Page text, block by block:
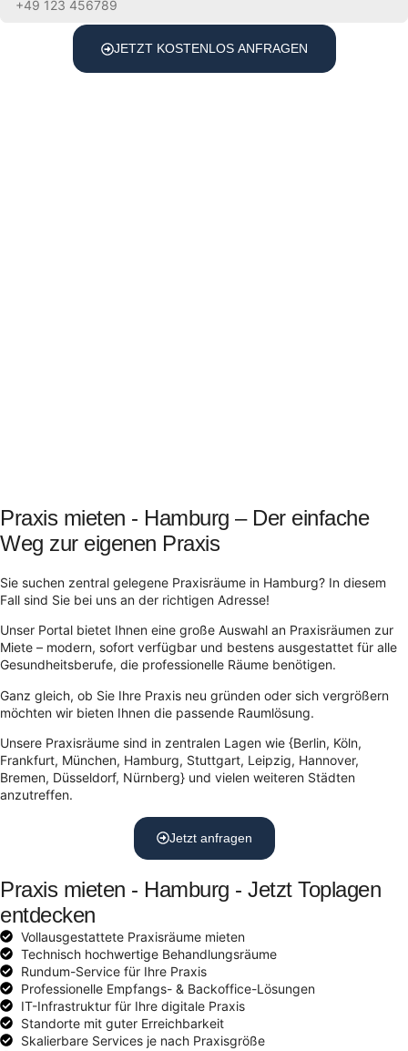
JETZT KOSTENLOS ANFRAGEN
Praxis mieten - Hamburg – Der einfache
Weg zur eigenen Praxis
Sie suchen zentral gelegene Praxisräume in Hamburg? In diesem
Fall sind Sie bei uns an der richtigen Adresse!
Unser Portal bietet Ihnen eine große Auswahl an Praxisräumen zur
Miete – modern, sofort verfügbar und bestens ausgestattet für alle
Gesundheitsberufe, die professionelle Räume benötigen.
Ganz gleich, ob Sie Ihre Praxis neu gründen oder sich vergrößern
möchten wir bieten Ihnen die passende Raumlösung.
Unsere Praxisräume sind in zentralen Lagen wie {Berlin, Köln,
Frankfurt, München, Hamburg, Stuttgart, Leipzig, Hannover,
Bremen, Düsseldorf, Nürnberg} und vielen weiteren Städten
anzutreffen.
Jetzt anfragen
Praxis mieten - Hamburg - Jetzt Toplagen
entdecken
Vollausgestattete Praxisräume mieten
Technisch hochwertige Behandlungsräume
Rundum-Service für Ihre Praxis
Professionelle Empfangs- & Backoffice-Lösungen
IT-Infrastruktur für Ihre digitale Praxis
Standorte mit guter Erreichbarkeit
Skalierbare Services je nach Praxisgröße